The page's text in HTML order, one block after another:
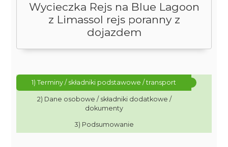
Wycieczka Rejs na Blue Lagoon
z Limassol rejs poranny z
dojazdem
1) Terminy / składniki podstawowe / transport
2) Dane osobowe / składniki dodatkowe /
dokumenty
3) Podsumowanie